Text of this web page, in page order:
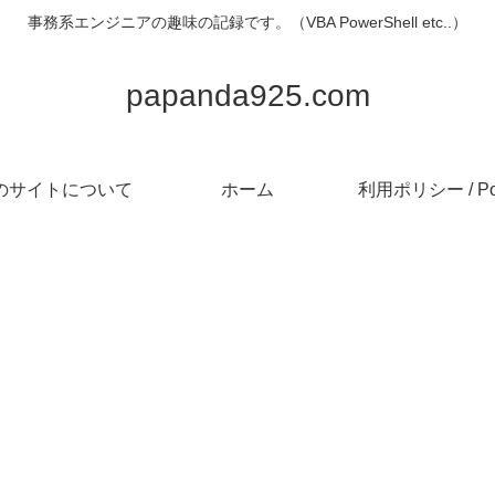
事務系エンジニアの趣味の記録です。（VBA PowerShell etc..）
papanda925.com
サイトについて ホーム 利用ポリシー /